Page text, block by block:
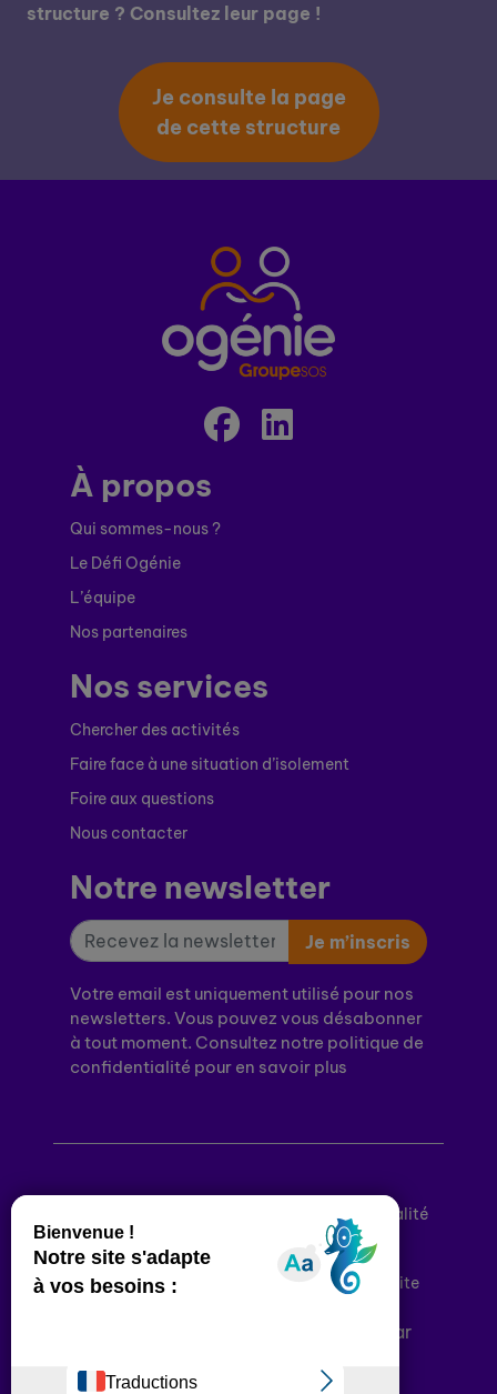
structure ? Consultez leur page !
Je consulte la page
de cette structure
À propos
Qui sommes-nous ?
Le Défi Ogénie
L’équipe
Nos partenaires
Nos services
Chercher des activités
Faire face à une situation d’isolement
Foire aux questions
Nous contacter
Notre newsletter
Je m’inscris
Votre email est uniquement utilisé pour nos
newsletters. Vous pouvez vous désabonner
à tout moment. Consultez notre politique de
confidentialité pour en savoir plus
Politique de confidentialité
Conditions générales d’utilisation
Déclaration d’accessibilité
Plan du site
Plateforme développée en France par